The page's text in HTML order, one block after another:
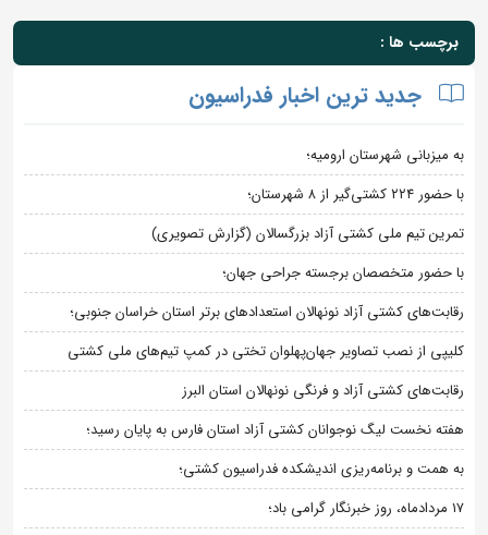
برچسب ها :
جدید ترین اخبار فدراسیون
به میزبانی شهرستان ارومیه؛
با حضور ۲۲۴ کشتی‌گیر از ۸ شهرستان؛
تمرین تیم ملی کشتی آزاد بزرگسالان (گزارش تصویری)
با حضور متخصصان برجسته جراحی جهان؛
رقابت‌های کشتی آزاد نونهالان استعدادهای برتر استان خراسان جنوبی؛
کلیپی از نصب تصاویر جهان‌پهلوان تختی در کمپ تیم‌های ملی کشتی
رقابت‌های کشتی آزاد و فرنگی نونهالان استان البرز
هفته نخست لیگ نوجوانان کشتی آزاد استان فارس به پایان رسید؛
به همت و برنامه‌ریزی اندیشکده فدراسیون کشتی؛
۱۷ مردادماه، روز خبرنگار گرامی باد؛